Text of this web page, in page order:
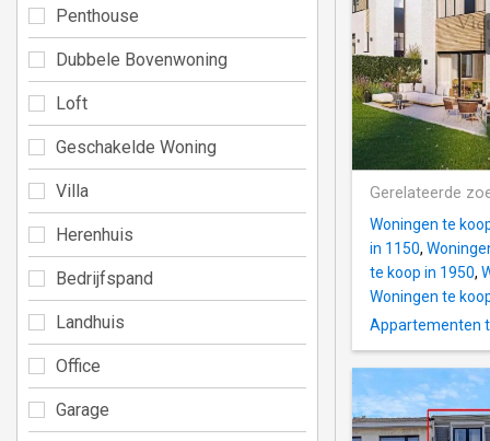
Gerelateerde
Woningen te
in 1150,
te koop in 1950,
Woningen te
Appartementen
Penthouse
Dubbele Bovenwoning
Loft
Geschakelde Woning
Villa
Herenhuis
Bedrijfspand
Landhuis
Office
Garage